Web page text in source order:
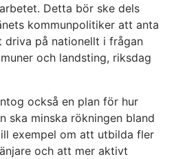
Detta bör ske dels
kommunpolitiker att anta
driva på nationellt i frågan
och landsting, riksdag
också en plan för hur
ska minska rökningen bland
exempel om att utbilda fler
och att mer aktivt